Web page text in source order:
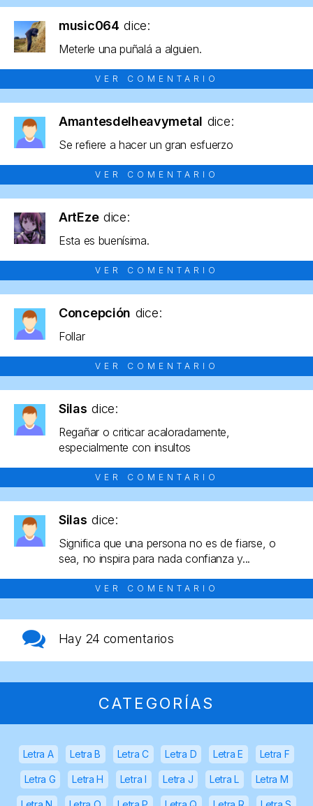
music064 dice:
Meterle una puñalá a alguien.
VER COMENTARIO
Amantesdelheavymetal dice:
Se refiere a hacer un gran esfuerzo
VER COMENTARIO
ArtEze dice:
Esta es buenísima.
VER COMENTARIO
Concepción dice:
Follar
VER COMENTARIO
Silas dice:
Regañar o criticar acaloradamente,
especialmente con insultos
VER COMENTARIO
Silas dice:
Significa que una persona no es de fiarse, o
sea, no inspira para nada confianza y...
VER COMENTARIO
Hay 24 comentarios
CATEGORÍAS
Letra A Letra B Letra C Letra D Letra E Letra F
Letra G Letra H Letra I Letra J Letra L Letra M